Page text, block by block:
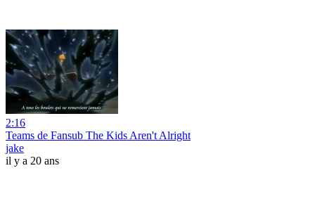
2:16
Teams de Fansub The Kids Aren't Alright
jake
il y a 20 ans